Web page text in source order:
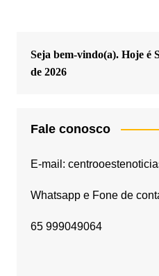
Seja bem-vindo(a). Hoje é
de 2026
Fale conosco
E-mail:
Whatsapp e Fone de
65 999049064